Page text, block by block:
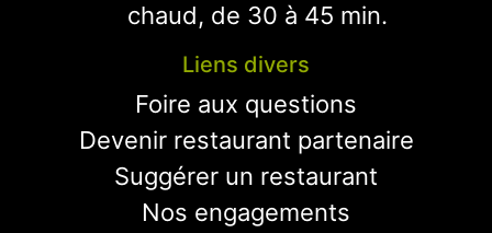
chaud, de 30 à 45 min.
Liens divers
Foire aux questions
Devenir restaurant partenaire
Suggérer un restaurant
Nos engagements